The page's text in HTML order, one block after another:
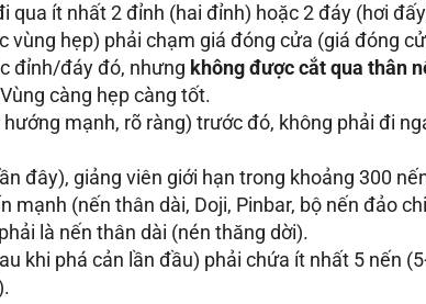
qua ít nhất 2 đỉnh (hai đỉnh) hoặc 2 đáy (hơi
vùng hẹp) phải chạm giá đóng cửa (giá đóng
đỉnh/đáy đó, nhưng không được cắt qua thân
càng hẹp càng tốt.
mạnh, rõ ràng) trước đó, không phải đi
đây), giảng viên giới hạn trong khoảng 300
mạnh (nến thân dài, Doji, Pinbar, bộ nến đảo
là nến thân dài (nén thăng dời).
khi phá cản lần đầu) phải chứa ít nhất 5 nến